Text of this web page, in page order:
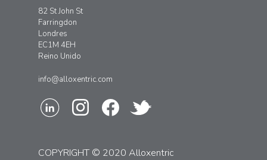
82 St John St
Farringdon
Londres
EC1M 4EH
Reino Unido
info@alloxentric.com
COPYRIGHT © 2020 Alloxentric